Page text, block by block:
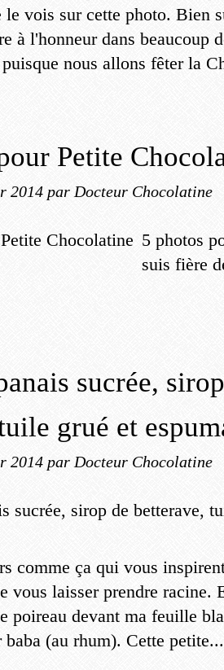
le vois sur cette photo. Bien
à l'honneur dans beaucoup
nous allons fêter la
Petite
2014 par Docteur Chocolatine
5 photos
suis fière
sucrée,
grué et
2014 par Docteur Chocolatine
comme ça qui vous
vous laisser prendre racine.
poireau devant ma feuille
baba (au rhum). Cette petite...